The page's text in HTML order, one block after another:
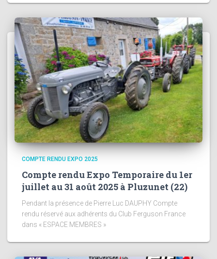
COMPTE RENDU EXPO 2025
Compte rendu Expo Temporaire du 1er
juillet au 31 août 2025 à Pluzunet (22)
Pendant la présence de Pierre Luc DAUPHY Compte
rendu réservé aux adhérents du Club Ferguson France
dans « ESPACE MEMBRES »